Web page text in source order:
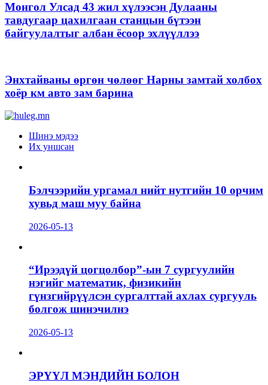
Монгол Улсад 43 жил хүлээсэн Дулааны
тавдугаар цахилгаан станцын бүтээн
байгуулалтыг албан ёсоор эхлүүллээ
Энхтайваны өргөн чөлөөг Нарны замтай холбох
хоёр км авто зам барина
Шинэ мэдээ
Их уншсан
Бэлчээрийн ургамал нийт нутгийн 10 орчим
хувьд маш муу байна
2026-05-13
“Ирээдүй цогцолбор”-ын 7 сургуулийн
нэгийг математик, физикийн
гүнзгийрүүлсэн сургалттай ахлах сургууль
болгож шинэчилнэ
2026-05-13
ЭРҮҮЛ МЭНДИЙН БОЛОН